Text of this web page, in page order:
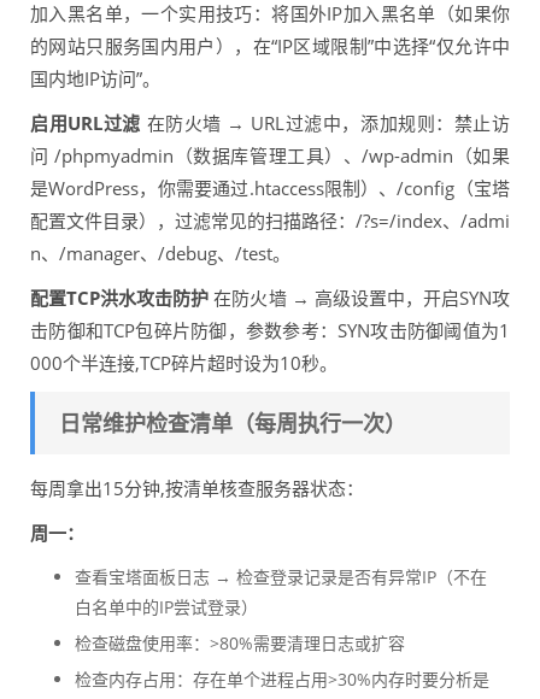
加入黑名单，一个实用技巧：将国外IP加入黑名单（如果你
的网站只服务国内用户），在“IP区域限制”中选择“仅允许中
国内地IP访问”。
启用URL过滤 在防火墙 → URL过滤中，添加规则：禁止访
问 /phpmyadmin（数据库管理工具）、/wp-admin（如果
是WordPress，你需要通过.htaccess限制）、/config（宝塔
配置文件目录），过滤常见的扫描路径：/?s=/index、/admi
n、/manager、/debug、/test。
配置TCP洪水攻击防护 在防火墙 → 高级设置中，开启SYN攻
击防御和TCP包碎片防御，参数参考：SYN攻击防御阈值为1
000个半连接,TCP碎片超时设为10秒。
日常维护检查清单（每周执行一次）
每周拿出15分钟,按清单核查服务器状态：
周一：
查看宝塔面板日志 → 检查登录记录是否有异常IP（不在
白名单中的IP尝试登录）
检查磁盘使用率：>80%需要清理日志或扩容
检查内存占用：存在单个进程占用>30%内存时要分析是